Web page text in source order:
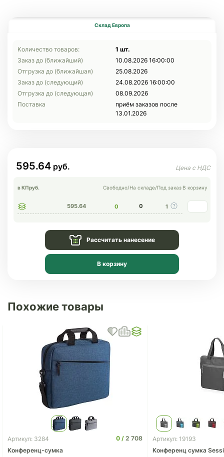
Склад Европа
Количество товаров:
1 шт.
Заказ до (ближайший)
10.08.2026 16:00:00
Отгрузка до (ближайшая)
25.08.2026
Заказ до (следующий)
24.08.2026 16:00:00
Отгрузка до (следующая)
08.09.2026
Поставка
приём заказов после
13.01.2026
595.64
в КПруб. Свободно/На складе/Под заказ В корзину
595.64 0 0 1
Рассчитать нанесение
В корзину
Похожие товары
Артикул: 3284 0
2 708
Конференц-сумка
Артикул: 19193
Конференц сумка